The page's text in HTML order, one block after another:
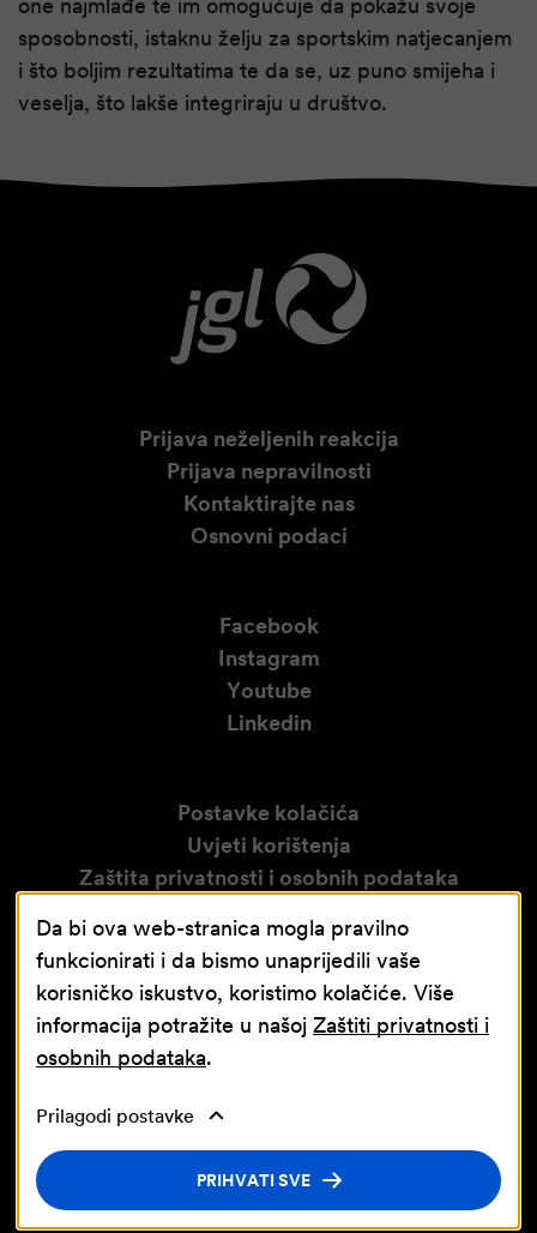
one najmlađe te im omogućuje da pokažu svoje
sposobnosti, istaknu želju za sportskim natjecanjem
i što boljim rezultatima te da se, uz puno smijeha i
veselja, što lakše integriraju u društvo.
Prijava neželjenih reakcija
Prijava nepravilnosti
Kontaktirajte nas
Osnovni podaci
Facebook
Instagram
Youtube
Linkedin
Postavke kolačića
Uvjeti korištenja
Zaštita privatnosti i osobnih podataka
Obavijest o video nadzoru
Nastavna baza Sveučilišta u Rijeci
© Jadran-galenski laboratorij d.d. JGL d.d.
Da bi ova web-stranica mogla pravilno
funkcionirati i da bismo unaprijedili vaše
korisničko iskustvo, koristimo kolačiće. Više
informacija potražite u našoj Zaštiti privatnosti i
osobnih podataka.
Prilagodi postavke
PRIHVATI SVE